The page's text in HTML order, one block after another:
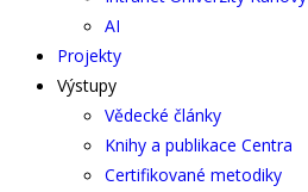
AI
Projekty
Výstupy
Vědecké články
Knihy a publikace Centra
Certifikované metodiky